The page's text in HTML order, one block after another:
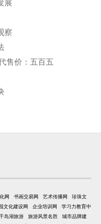
展
察
售价：五百五
网 书画交易网 艺术传播网
珍珠文
文化建设网 企业培训网
学习力教育中
岛湖旅游 旅游风景名胜
城市品牌建